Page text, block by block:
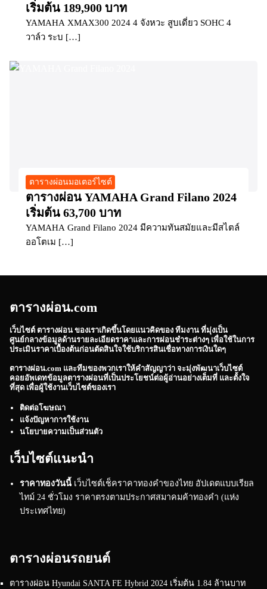
เริ่มต้น 189,900 บาท
YAMAHA XMAX300 2024 4 จังหวะ สูบเดี่ยว SOHC 4
วาล์ว ระบ […]
ตารางผ่อนมอเตอร์ไซต์
ตารางผ่อน YAMAHA Grand Filano 2024
เริ่มต้น 63,700 บาท
YAMAHA Grand Filano 2024 มีความทันสมัยและมีสไตล์
ออโตเม […]
ตารางผ่อน.com
เว็บไซต์ ตารางผ่อน ของเราเกิดขึ้นโดยแนวคิดของ ทีมงาน ที่มุ่งเป็น
ศูนย์กลางข้อมูลด้านรายละเอียดราคาและการผ่อนชำระต่างๆ เพื่อใช้ในการ
ประเมินราคาเบื้องต้นก่อนตัดสินใจใช้บริการสินเชื่อทางการเงินใดๆ
ตารางผ่อน.com และทีมของพวกเราให้คำสัญญาว่า จะมุ่งพัฒนาเว็บไซต์
คอยอัพเดทข้อมูลตารางผ่อนที่เป็นประโยชน์ต่อผู้อ่านอย่างเต็มที่ และตั้งใจ
ที่สุด เพื่อผู้ใช้งานเว็บไซต์ของเรา
ติดต่อโฆษณา
แจ้งปัญหาการใช้งาน
นโยบายความเป็นส่วนตัว
เว็บไซต์แนะนำ
ราคาทองวันนี้ เว็บไซต์เช็คราคาทองคำของไทย อัปเดตแบบเรียล
ไทม์ 24 ชั่วโมง ราคาตรงตามประกาศสมาคมค้าทองคำ (แห่ง
ประเทศไทย)
ตารางผ่อนรถยนต์
ตารางผ่อน Hyundai SANTA FE Hybrid 2024 เริ่มต้น 1.84 ล้านบาท